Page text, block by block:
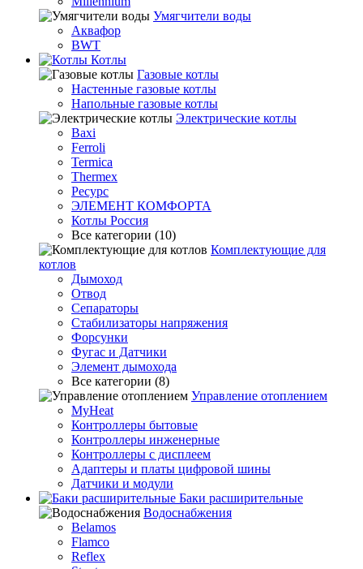
Умягчители воды
Аквафор
BWT
Котлы
Гaзовые котлы
Настенные газовые котлы
Напольные газовые котлы
Электрические котлы
Baxi
Ferroli
Termica
Thermex
Ресурс
ЭЛЕМЕНТ КОМФОРТА
Котлы Россия
Все категории (10)
Комплектующие для
котлов
Дымоход
Отвод
Сепараторы
Стабилизаторы напряжения
Форсунки
Фугас и Датчики
Элемент дымохода
Все категории (8)
Управление отоплением
MyHeat
Контроллеры бытовые
Контроллеры инженерные
Контроллеры с дисплеем
Адаптеры и платы цифровой шины
Датчики и модули
Баки расширительные
Водоснабжения
Belamos
Flamco
Reflex